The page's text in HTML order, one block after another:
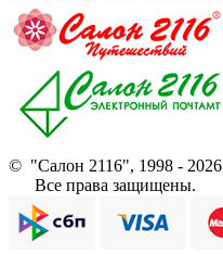
© "Салон 2116", 1998 - 2026
Все права защищены.